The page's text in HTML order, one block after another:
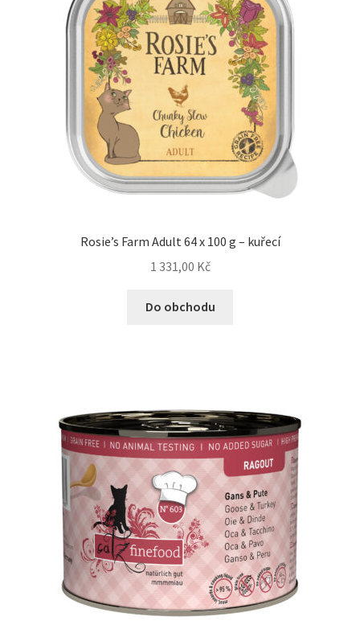
Rosie’s Farm Adult 64 x 100 g – kuřecí
1 331,00 Kč
Do obchodu